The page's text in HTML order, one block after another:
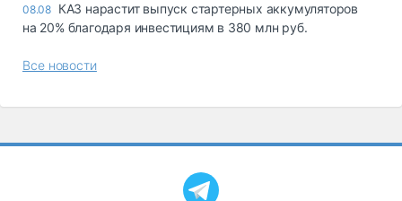
08.08 КАЗ нарастит выпуск стартерных аккумуляторов
на 20% благодаря инвестициям в 380 млн руб.
Все новости